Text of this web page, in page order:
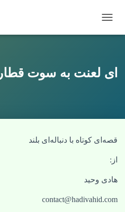
ای لعنت به سوت قطار
قصه‌ای کوتاه با دنباله‌ای بلند
از:
هادی وحید
contact@hadivahid.com